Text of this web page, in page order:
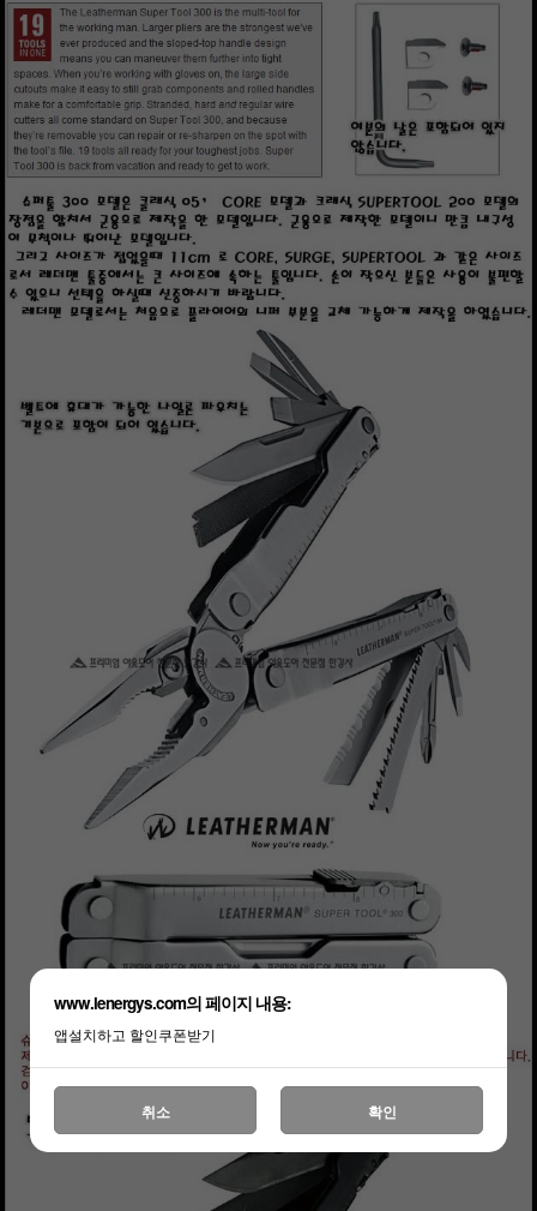
www.lenergys.com의 페이지 내용:
앱설치하고 할인쿠폰받기
취소 확인